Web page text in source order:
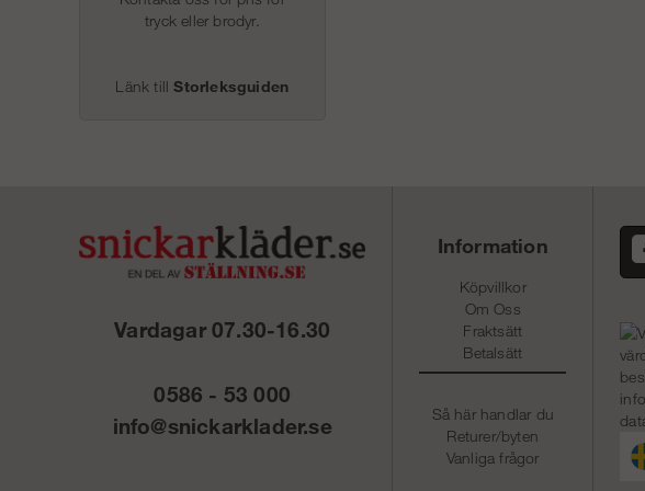
tryck eller brodyr.
Länk till Storleksguiden
Vardagar 07.30-16.30
0586 - 53 000
info@snickarklader.se
Information
Köpvillkor
Om Oss
Fraktsätt
Betalsätt
Så här handlar du
Returer/byten
Vanliga frågor